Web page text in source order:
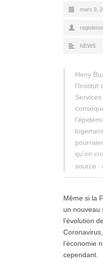
mars 9,
NEWS
Heny
l’Institut
qu’on
source :
Même si la
un nouveau
l’évolution
l’économie
cependant.